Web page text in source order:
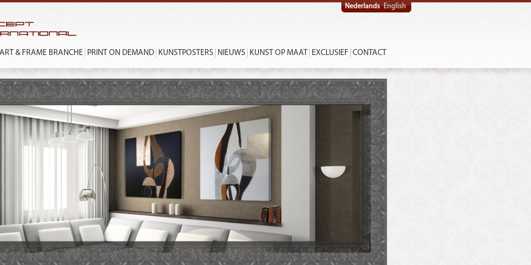
Nederlands English
ART & FRAME BRANCHE PRINT ON DEMAND KUNSTPOSTERS NIEUWS KUNST OP MAAT EXCLUSIEF CONTACT